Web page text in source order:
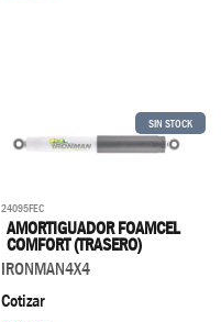
SIN STOCK
24095FEC
AMORTIGUADOR FOAMCEL
COMFORT (TRASERO)
IRONMAN4X4
Cotizar